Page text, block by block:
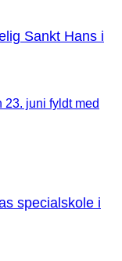
Sankt Hans i
23. juni fyldt med
specialskole i